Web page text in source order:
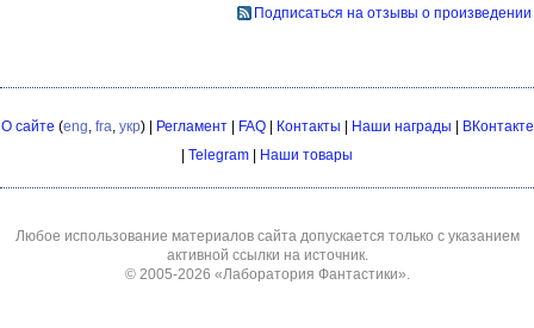
Подписаться на отзывы о произведении
О сайте (eng fra укр) | Регламент| FAQ| Контакты | Наши награды | ВКонтакте
| Telegram | Наши товары
Любое использование материалов сайта допускается только с указанием
активной ссылки на источник.
© 2005-2026 «Лаборатория Фантастики»